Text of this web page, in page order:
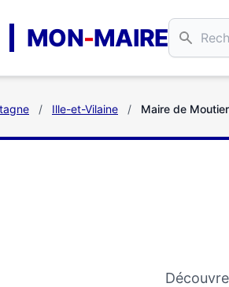
MON-MAIRE
/ Ille-et-Vilaine / Maire de